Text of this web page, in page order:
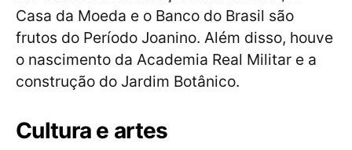
Casa da Moeda e o Banco do Brasil são
frutos do Período Joanino. Além disso, houve
o nascimento da Academia Real Militar e a
construção do Jardim Botânico.
Cultura e artes